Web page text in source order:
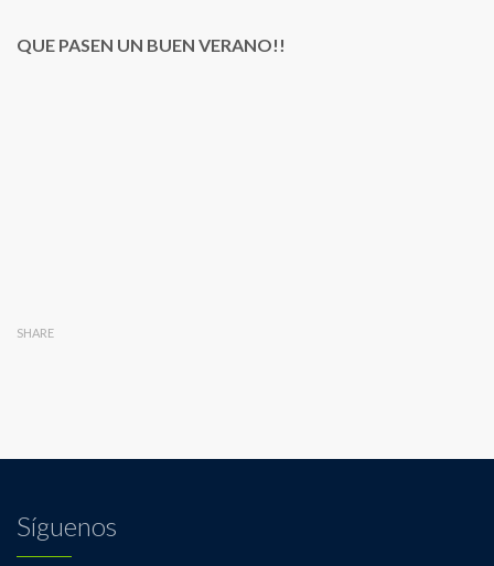
QUE PASEN UN BUEN VERANO!!
SHARE
Síguenos